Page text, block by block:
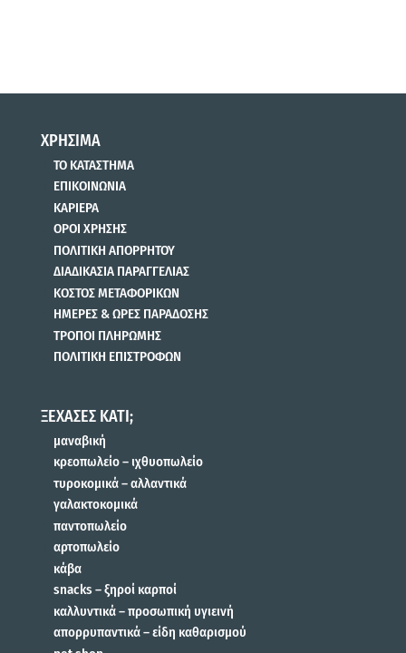
ΧΡΗΣΙΜΑ
ΤΟ ΚΑΤΑΣΤΗΜΑ
ΕΠΙΚΟΙΝΩΝΙΑ
ΚΑΡΙΕΡΑ
ΟΡΟΙ ΧΡΗΣΗΣ
ΠΟΛΙΤΙΚΗ ΑΠΟΡΡΗΤΟΥ
ΔΙΑΔΙΚΑΣΙΑ ΠΑΡΑΓΓΕΛΙΑΣ
ΚΟΣΤΟΣ ΜΕΤΑΦΟΡΙΚΩΝ
ΗΜΕΡΕΣ & ΩΡΕΣ ΠΑΡΑΔΟΣΗΣ
ΤΡΟΠΟΙ ΠΛΗΡΩΜΗΣ
ΠΟΛΙΤΙΚΗ ΕΠΙΣΤΡΟΦΩΝ
ΞΕΧΑΣΕΣ ΚΑΤΙ;
μαναβική
κρεοπωλείο – ιχθυοπωλείο
τυροκομικά – αλλαντικά
γαλακτοκομικά
παντοπωλείο
αρτοπωλείο
κάβα
snacks – ξηροί καρποί
καλλυντικά – προσωπική υγιεινή
απορρυπαντικά – είδη καθαρισμού